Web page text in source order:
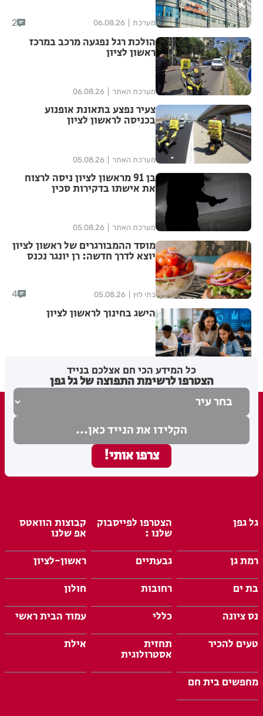
מערכת 06.08.26
2
הולכת רגל נפגעה מרכב במרכז
ראשון לציון
מערכת האתר 06.08.26
צעיר נפצע בתאונת אופנוע
בכניסה לראשון לציון
מערכת האתר 05.08.26
בן 91 מראשון לציון ניסה לרצוח
את אישתו בדקירות סכין
מערכת האתר 05.08.26
מוסד ההמבורגרים של ראשון לציון
יוצא לדרך חדשה: רן יונגר נכנס
בתי לוין 05.08.26
4
הישג בחינוך לראשון לציון
כל המידע הכי חם אצלכם בנייד
הצטרפו לרשימת התפוצה של גל גפן
גל גפן הצטרפו לפייסבוק
שלנו :
קבוצות הוואטס
אפ שלנו
רמת גן
גבעתיים
ראשון-לציון
בת ים
רחובות
חולון
נס ציונה
כללי
עמוד הבית ראשי
טעים להכיר
תחזית
אסטרולוגית
אילת
מחפשים בית חם